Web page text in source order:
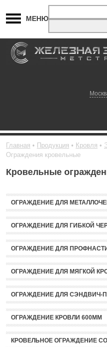
МЕНЮ
Главная Продукция Кровля
Ограждения кровельные
Кровельные
ОГРАЖДЕНИЕ ДЛЯ
ОГРАЖДЕНИЕ ДЛЯ ГИБКОЙ
ОГРАЖДЕНИЕ ДЛЯ
ОГРАЖДЕНИЕ ДЛЯ МЯГКОЙ
ОГРАЖДЕНИЕ ДЛЯ СЭНДВИЧ-
ОГРАЖДЕНИЕ КРОВЛИ 600ММ
КРОВЕЛЬНОЕ ОГРАЖДЕНИЕ